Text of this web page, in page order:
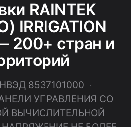
RAINTEK
IRRIGATION
200+ стран и
8537101000 ·
УПРАВЛЕНИЯ СО
ВЫЧИСЛИТЕЛЬНОЙ